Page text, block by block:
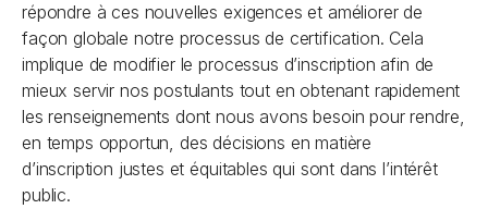
répondre à ces nouvelles exigences et améliorer de
façon globale notre processus de certification. Cela
implique de modifier le processus d’inscription afin de
mieux servir nos postulants tout en obtenant rapidement
les renseignements dont nous avons besoin pour rendre,
en temps opportun, des décisions en matière
d’inscription justes et équitables qui sont dans l’intérêt
public.